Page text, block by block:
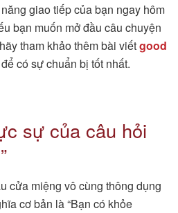
giao tiếp của bạn ngay hôm
bạn muốn mở đầu câu chuyện
tham khảo thêm bài viếtgood
để có sự chuẩn bị tốt nhất.
sự của câu hỏi
cửa miệng vô cùng thông dụng
cơ bản là “Bạn có khỏe